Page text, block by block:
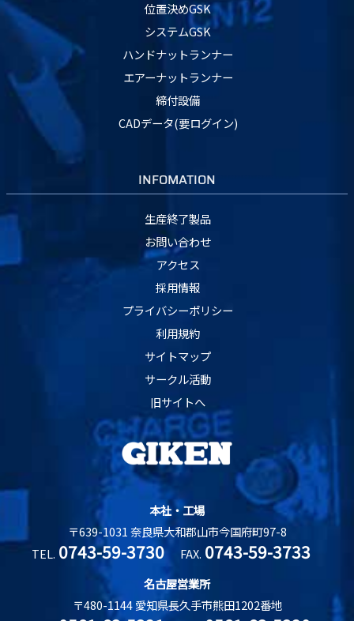
位置決めGSK
システムGSK
ハンドナットランナー
エアーナットランナー
締付設備
CADデータ(要ログイン)
INFOMATION
生産終了製品
お問い合わせ
アクセス
採用情報
プライバシーポリシー
利用規約
サイトマップ
サークル活動
旧サイトへ
本社・工場
〒639-1031 奈良県大和郡山市今国府町97-8
TEL. 0743-59-3730 FAX. 0743-59-3733
名古屋営業所
〒480-1144 愛知県長久手市熊田1202番地